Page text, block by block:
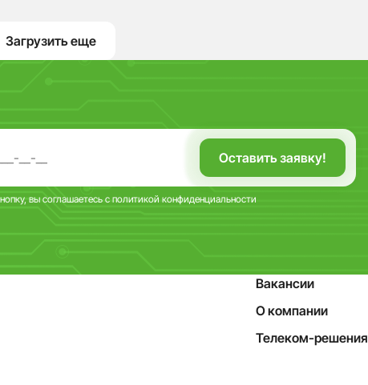
Загрузить еще
вы соглашаетесь сполитикой конфиденциальности
Вакансии
О компании
Телеком-решения